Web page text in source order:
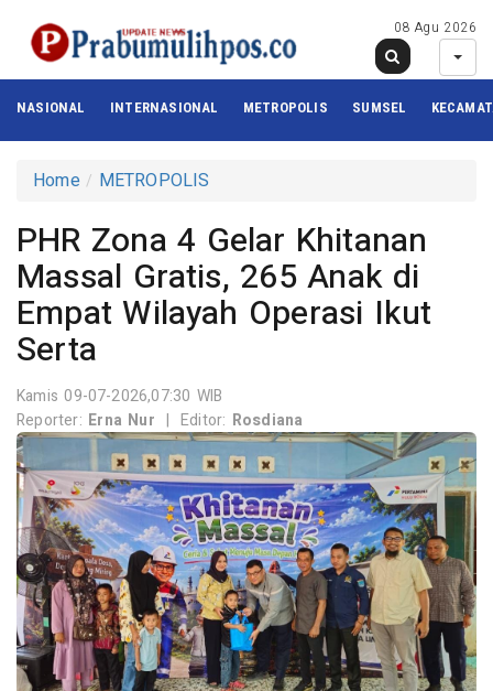
08 Agu 2026
NASIONAL INTERNASIONAL METROPOLIS SUMSEL
Home METROPOLIS
PHR Zona 4 Gelar Khitanan
Massal Gratis, 265 Anak di
Empat Wilayah Operasi Ikut
Serta
Kamis 09-07-2026,07:30 WIB
Reporter: Erna Nur | Editor: Rosdiana